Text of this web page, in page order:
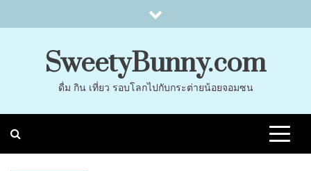
to
SweetyBunny.com
ดื่ม กิน เที่ยว รอบโลกไปกับกระต่ายน้อยจอมซน